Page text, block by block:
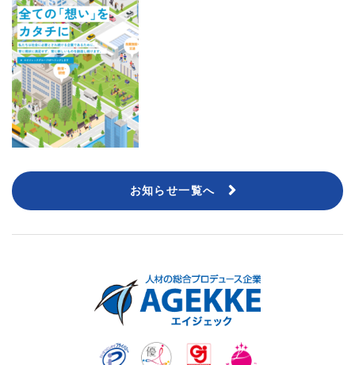
お知らせ一覧へ